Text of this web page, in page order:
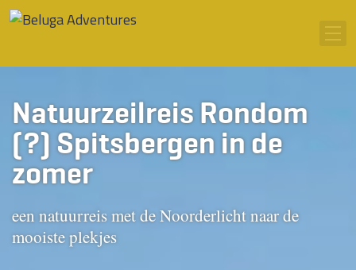
Ga naar inhoud
Natuurzeilreis Rondom
(?) Spitsbergen in de
zomer
een natuurreis met de Noorderlicht naar de
mooiste plekjes